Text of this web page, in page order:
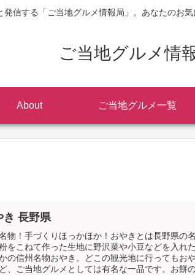
発信する「ご当地グルメ情報局」。あなたのお
ご当地グルメ情
About ご当地グルメ一覧
き 長野県
物！手づくりほっかほか！おやきとは長野県の
をこねて作った生地に野沢菜や小豆などを入れ
の信州名物おやき。どこの観光地に行ってもお
、ご当地グルメとしては有名な一品です。お餅の